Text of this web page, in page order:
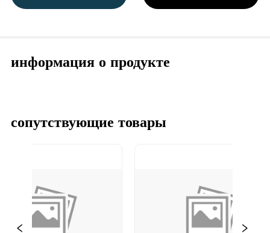
информация о продукте
сопутствующие товары